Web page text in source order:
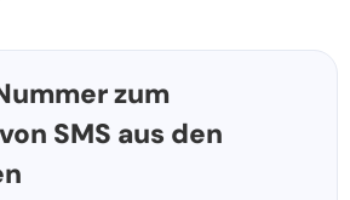
zum
SMS aus den